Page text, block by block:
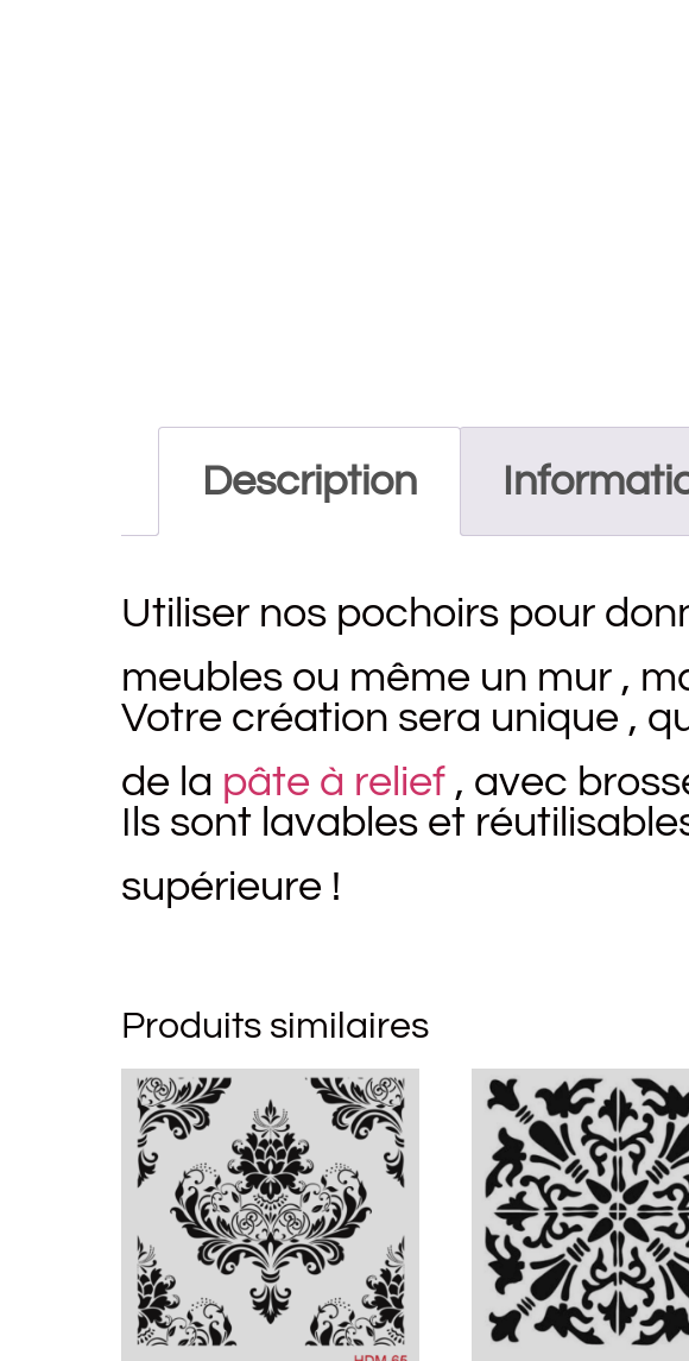
Description
Utiliser nos pochoirs pour
meubles ou même un mur ,
Votre création sera unique ,
de la pâte à relief , avec
Ils sont lavables et
supérieure !
Produits similaires